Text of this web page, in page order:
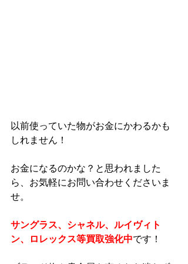
以前使っていた物がお金にかわるかも
しれません！
お金になるのかな？と思われました
ら、お気軽にお問い合わせくださいま
せ。
サングラス、シャネル、ルイヴィト
ン、ロレックス等買取強化中です！